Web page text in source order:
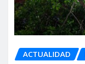
ACTUALIDAD